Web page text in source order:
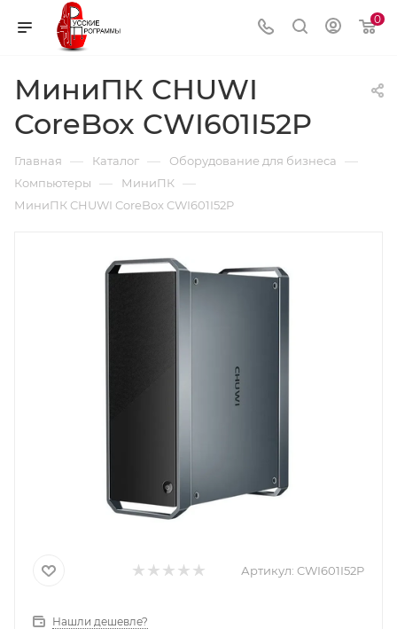
0
МиниПК CHUWI
CoreBox CWI601I52P
Главная — Каталог — Оборудование для бизнеса —
Компьютеры — МиниПК —
МиниПК CHUWI CoreBox CWI601I52P
Артикул: CWI601I52P
Нашли дешевле?